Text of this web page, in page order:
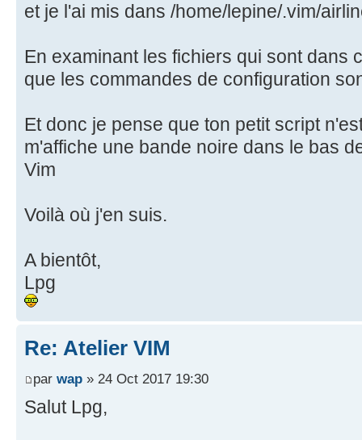
et je l'ai mis dans /home/lepine/.vim/
En examinant les fichiers qui sont dans
que les commandes de configuration
Et donc je pense que ton petit script
m'affiche une bande noire dans le bas
Vim
Voilà où j'en suis.
A bientôt,
Lpg
Re: Atelier VIM
par wap » 24 Oct 2017 19:30
Salut Lpg,